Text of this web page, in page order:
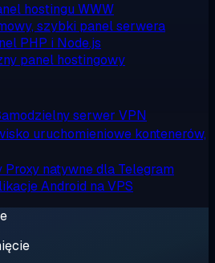
hostingu WWW
szybki panel serwera
PHP i Node.js
panel hostingowy
serwer VPN
uruchomieniowe kontenerów,
Proxy natywne dla Telegram
Android na VPS